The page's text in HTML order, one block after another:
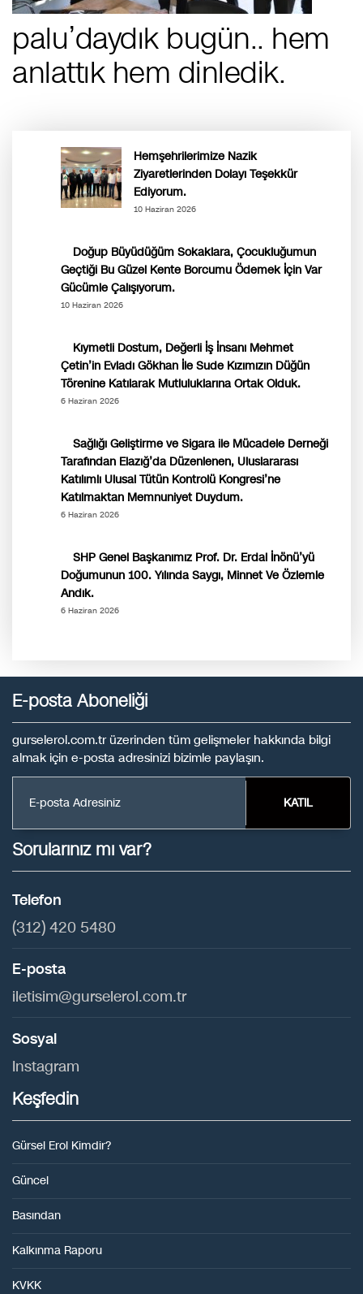
palu’daydık bugün.. hem
anlattık hem dinledik.
Hemşehrilerimize Nazik
Ziyaretlerinden Dolayı Teşekkür
Ediyorum.
10 Haziran 2026
Doğup Büyüdüğüm Sokaklara, Çocukluğumun
Geçtiği Bu Güzel Kente Borcumu Ödemek İçin Var
Gücümle Çalışıyorum.
10 Haziran 2026
Kıymetli Dostum, Değerli İş İnsanı Mehmet
Çetin’in Evladı Gökhan İle Sude Kızımızın Düğün
Törenine Katılarak Mutluluklarına Ortak Olduk.
6 Haziran 2026
Sağlığı Geliştirme ve Sigara ile Mücadele Derneği
Tarafından Elazığ’da Düzenlenen, Uluslararası
Katılımlı Ulusal Tütün Kontrolü Kongresi’ne
Katılmaktan Memnuniyet Duydum.
6 Haziran 2026
SHP Genel Başkanımız Prof. Dr. Erdal İnönü’yü
Doğumunun 100. Yılında Saygı, Minnet Ve Özlemle
Andık.
6 Haziran 2026
E-posta Aboneliği
gurselerol.com.tr üzerinden tüm gelişmeler hakkında bilgi
almak için e-posta adresinizi bizimle paylaşın.
KATIL
Sorularınız mı var?
Telefon
(312) 420 5480
E-posta
iletisim@gurselerol.com.tr
Sosyal
Instagram
Keşfedin
Gürsel Erol Kimdir?
Güncel
Basından
Kalkınma Raporu
KVKK